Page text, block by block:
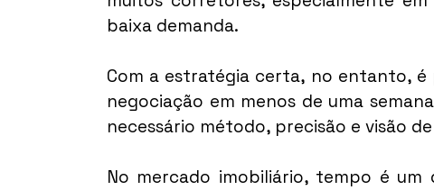
baixa demanda.
Com a estratégia certa, no entanto,
negociação em menos de uma
necessário método, precisão e visão
No mercado imobiliário, tempo é